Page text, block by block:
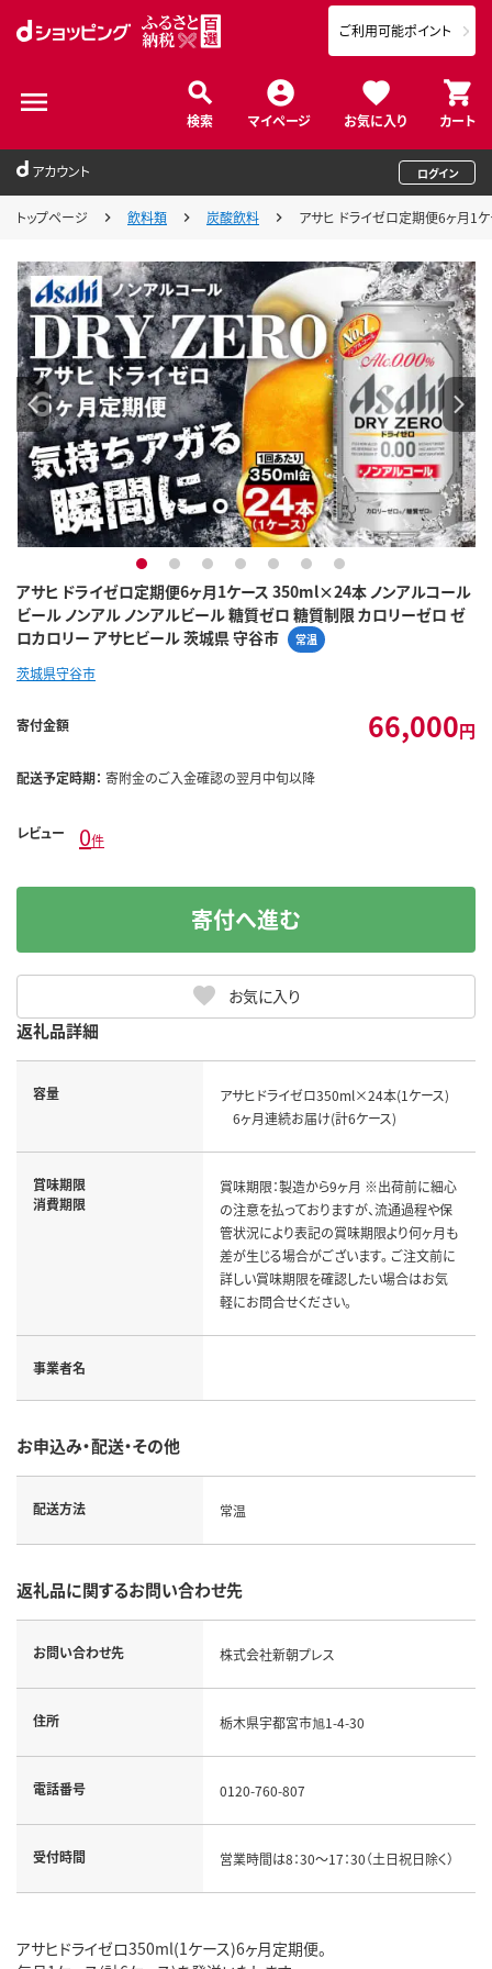
検索 マイページ お気に入り カート
ご利用可能ポイント
アカウント ログイン
トップページ 飲料類 炭酸飲料 アサヒ ドライゼロ定期便6ヶ月1
アサヒ ドライゼロ定期便6ヶ月1ケース 350ml×24本 ノンアルコール
ビール ノンアル ノンアルビール 糖質ゼロ 糖質制限 カロリーゼロ ゼ
ロカロリー アサヒビール 茨城県 守谷市
常温
1 2 3 4 5 6 7
茨城県守谷市
寄付金額 66,000円
配送予定時期： 寄附金のご入金確認の翌月中旬以降
レビュー 0件
お気に入り
寄付へ進む
返礼品詳細
容量
アサヒドライゼロ350ml×24本(1ケース)
6ヶ月連続お届け(計6ケース)
賞味期限
消費期限
賞味期限：製造から9ヶ月 ※出荷前に細心
の注意を払っておりますが、流通過程や保
管状況により表記の賞味期限より何ヶ月も
差が生じる場合がございます。 ご注文前に
詳しい賞味期限を確認したい場合はお気
軽にお問合せください。
事業者名
お申込み・配送・その他
配送方法 常温
返礼品に関するお問い合わせ先
お問い合わせ先 株式会社新朝プレス
住所 栃木県宇都宮市旭1-4-30
電話番号 0120-760-807
受付時間 営業時間は8：30～17：30（土日祝日除く）
アサヒドライゼロ350ml(1ケース)6ヶ月定期便。